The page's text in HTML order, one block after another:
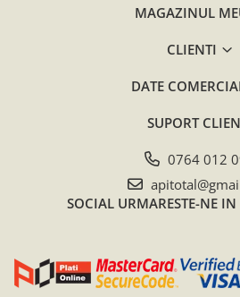
MAGAZINUL
CLIENTI
DATE
SUPORT
0764 012
SOCIAL URMARESTE-NE